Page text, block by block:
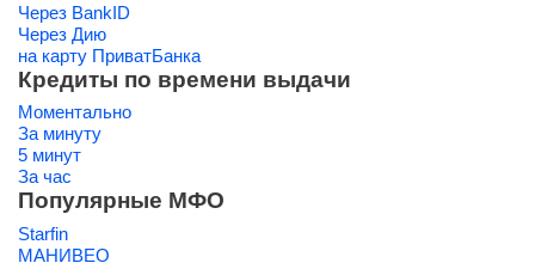
Через BankID
Через Дию
на карту ПриватБанка
Кредиты по времени выдачи
Моментально
За минуту
5 минут
За час
Популярные МФО
Starfin
МАНИВЕО